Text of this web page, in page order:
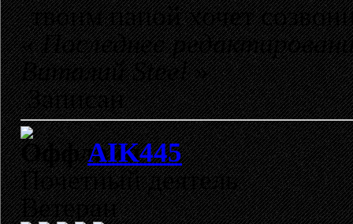
твоим папой хочет
«Последнее
Виталий Steel»
Записан
AIK445
Почетный деятель
Ветеран